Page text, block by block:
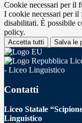
Cookie necessari per il
I cookie necessari per il
disabilitati. È possibile
policy.
Accetta tutti Salva le
- Liceo Linguistico
Contatti
Liceo Statale
Linguistico